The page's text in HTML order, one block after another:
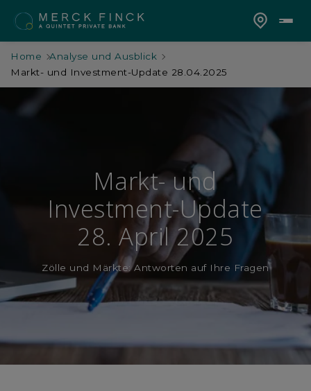
Home
Analyse und Ausblick
Markt- und Investment-Update 28.04.2025
Markt- und
Investment-Update
28. April 2025
Zölle und Märkte: Antworten auf Ihre Fragen